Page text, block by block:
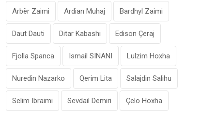
Arbër Zaimi Ardian Muhaj Bardhyl Zaimi
Daut Dauti Ditar Kabashi Edison Çeraj
Fjolla Spanca Ismail SINANI Lulzim Hoxha
Nuredin Nazarko Qerim Lita Salajdin Salihu
Selim Ibraimi Sevdail Demiri Çelo Hoxha